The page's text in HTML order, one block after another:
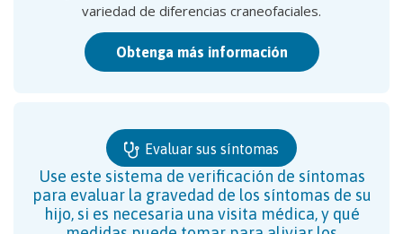
variedad de diferencias craneofaciales.
Obtenga más información
Evaluar sus síntomas
Use este sistema de verificación de síntomas
para evaluar la gravedad de los síntomas de su
hijo, si es necesaria una visita médica, y qué